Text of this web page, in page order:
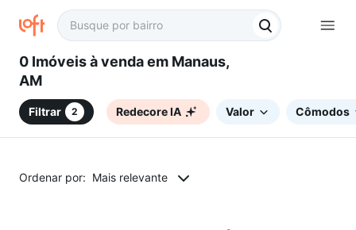
0 Imóveis à venda em Manaus,
AM
Filtrar 2 Redecore IA Valor Cômodos
Ordenar por: Mais relevante